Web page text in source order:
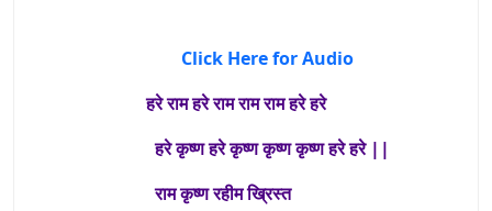
Click Here for Audio
हरे राम हरे राम राम राम हरे हरे
हरे कृष्ण हरे कृष्ण कृष्ण कृष्ण हरे हरे ||
राम कृष्ण रहीम ख्रिस्त